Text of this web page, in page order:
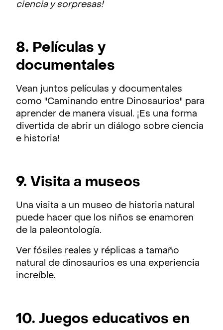
ciencia y sorpresas!
8. Películas y
documentales
Vean juntos películas y documentales
como "Caminando entre Dinosaurios" para
aprender de manera visual. ¡Es una forma
divertida de abrir un diálogo sobre ciencia
e historia!
9. Visita a museos
Una visita a un museo de historia natural
puede hacer que los niños se enamoren
de la paleontología.
Ver fósiles reales y réplicas a tamaño
natural de dinosaurios es una experiencia
increíble.
10. Juegos educativos en